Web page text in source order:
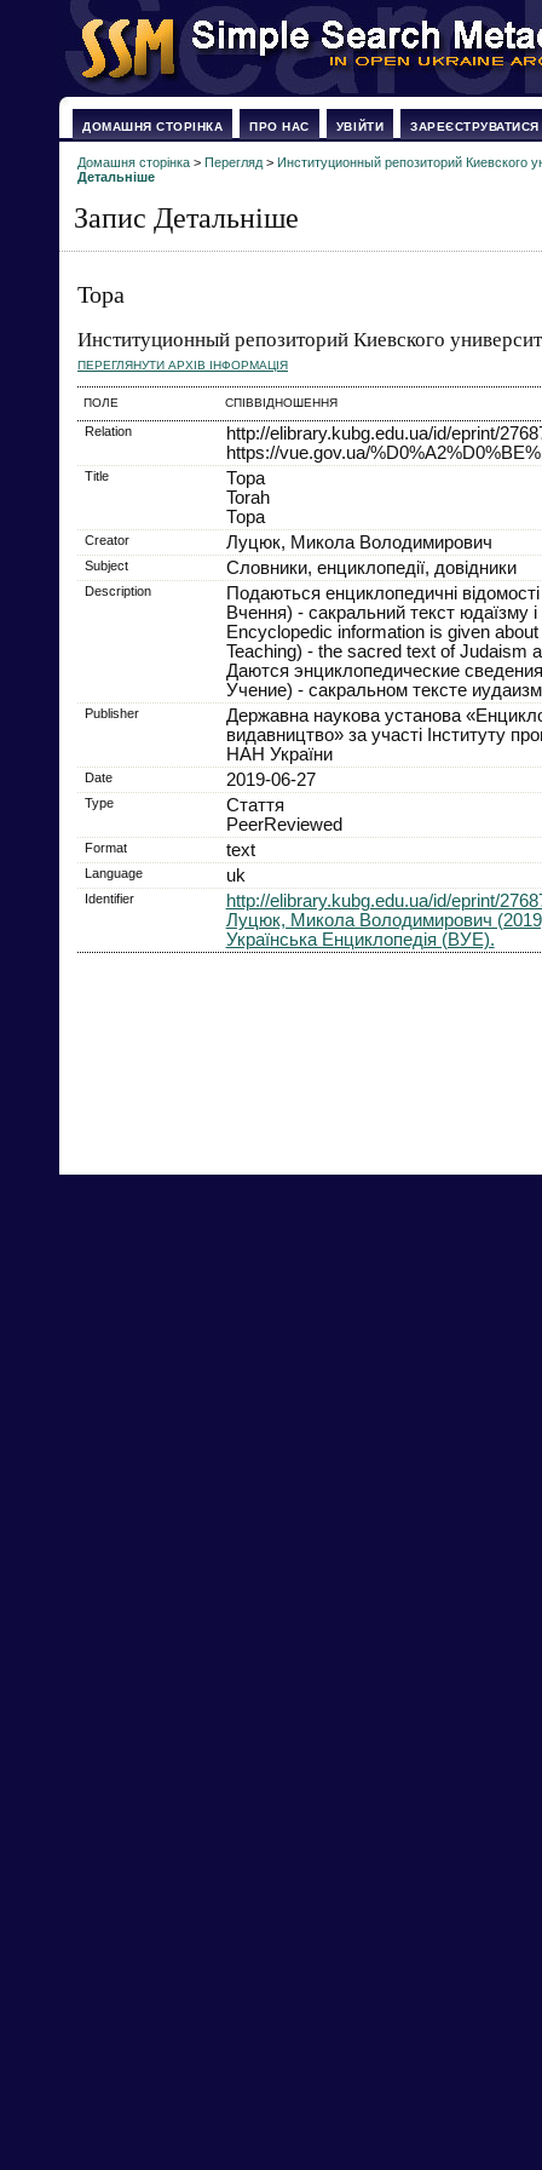
ДОМАШНЯ СТОРІНКА ПРО НАС УВІЙТИ ЗАРЕЄСТРУВАТИСЯ
Домашня сторінка > Перегляд > Институционный репозиторий Киевского
Детальніше
Запис Детальніше
Тора
Институционный репозиторий Киевского
ПЕРЕГЛЯНУТИ АРХІВ ІНФОРМАЦІЯ
ПОЛЕ СПІВВІДНОШЕННЯ
Relation
http://elibrary.kubg.edu.ua/id/eprint/
https://vue.gov.ua/
Title
Тора
Torah
Тора
Creator Луцюк, Микола Володимирович
Subject Словники, енциклопедії, довідники
Description
Подаються енциклопедичні
Вчення) - сакральний текст юдаїзму
Encyclopedic information is given about
Teaching) - the sacred text of Judaism
Даются энциклопедические
Учение) - сакральном тексте
Publisher
Державна наукова установа
видавництво» за участі Інституту
НАН України
Date 2019-06-27
Type
Стаття
PeerReviewed
Format text
Language uk
Identifier
http://elibrary.kubg.edu.ua/id/eprint/
Луцюк, Микола Володимирович
Українська Енциклопедія (ВУЕ).